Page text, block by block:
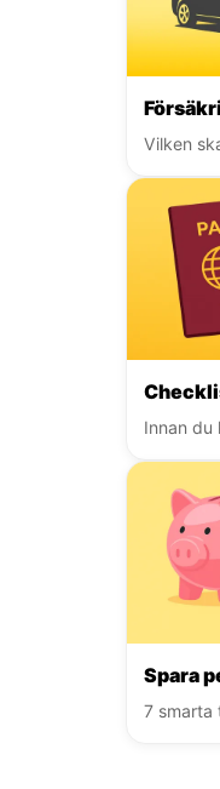
Vilken
Innan du
Spara
7 smarta